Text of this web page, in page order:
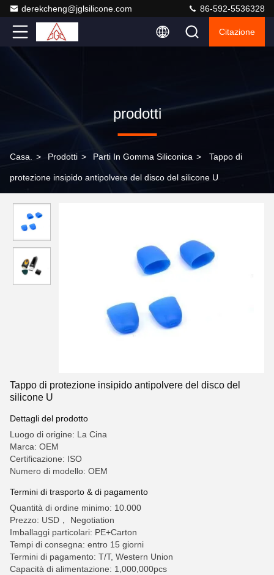
derekcheng@jglsilicone.com 86-592-5536328
Citazione
prodotti
Casa. > Prodotti > Parti In Gomma Siliconica > Tappo di
protezione insipido antipolvere del disco del silicone U
Tappo di protezione insipido antipolvere del disco del
silicone U
Dettagli del prodotto
Luogo di origine: La Cina
Marca: OEM
Certificazione: ISO
Numero di modello: OEM
Termini di trasporto & di pagamento
Quantità di ordine minimo: 10.000
Prezzo: USD， Negotiation
Imballaggi particolari: PE+Carton
Tempi di consegna: entro 15 giorni
Termini di pagamento: T/T, Western Union
Capacità di alimentazione: 1,000,000pcs